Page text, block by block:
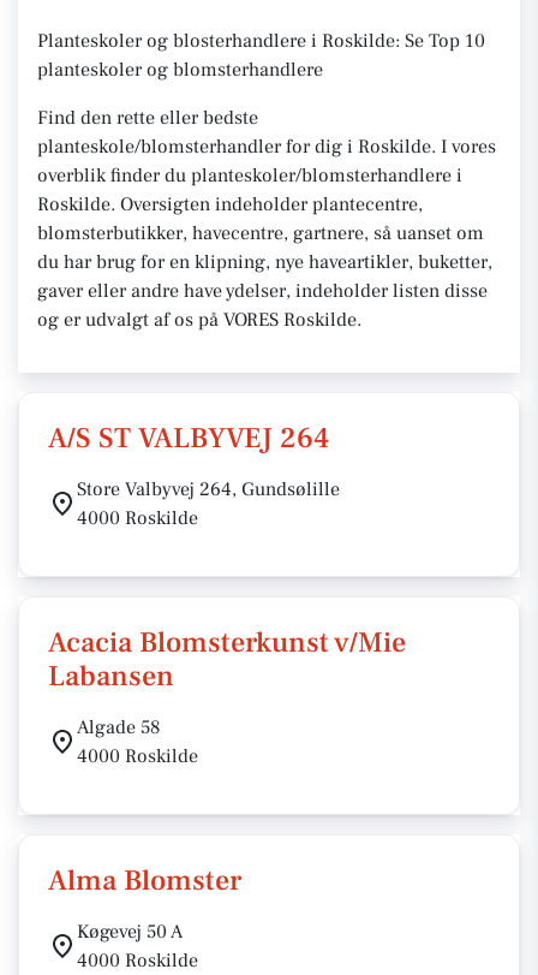
Planteskoler og blosterhandlere i Roskilde: Se Top 10
planteskoler og blomsterhandlere
Find den rette eller bedste
planteskole/blomsterhandler for dig i Roskilde. I vores
overblik finder du planteskoler/blomsterhandlere i
Roskilde. Oversigten indeholder plantecentre,
blomsterbutikker, havecentre, gartnere, så uanset om
du har brug for en klipning, nye haveartikler, buketter,
gaver eller andre have ydelser, indeholder listen disse
og er udvalgt af os på VORES Roskilde.
A/S ST VALBYVEJ 264
Store Valbyvej 264, Gundsølille
4000 Roskilde
Acacia Blomsterkunst v/Mie
Labansen
Algade 58
4000 Roskilde
Alma Blomster
Køgevej 50 A
4000 Roskilde